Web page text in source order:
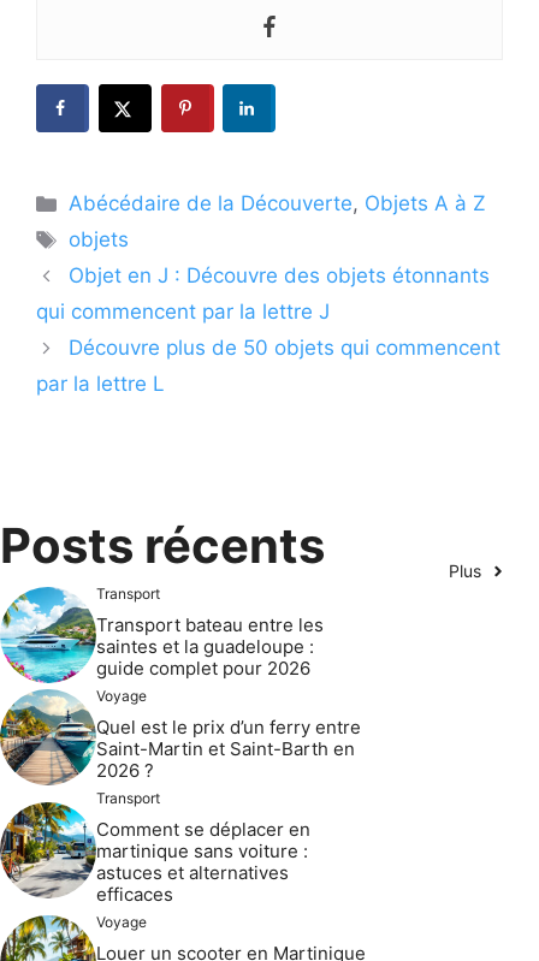
Catégories
Abécédaire de la Découverte, Objets A à Z
Étiquettes
objets
Objet en J : Découvre des objets étonnants
qui commencent par la lettre J
Découvre plus de 50 objets qui commencent
par la lettre L
Posts récents Plus
Transport
Transport bateau entre les
saintes et la guadeloupe :
guide complet pour 2026
Voyage
Quel est le prix d’un ferry entre
Saint-Martin et Saint-Barth en
2026 ?
Transport
Comment se déplacer en
martinique sans voiture :
astuces et alternatives
efficaces
Voyage
Louer un scooter en Martinique